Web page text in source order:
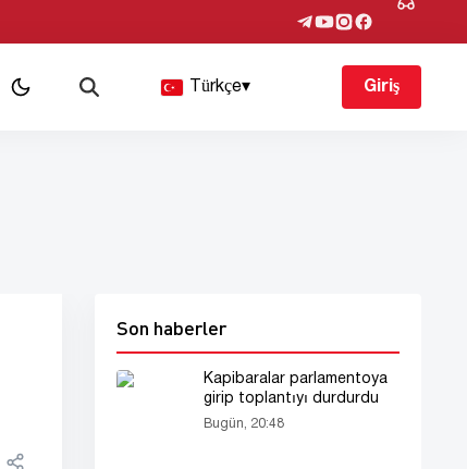
Türkçe▾ Giriş
Son haberler
Kapibaralar parlamentoya
girip toplantıyı durdurdu
Bugün, 20:48